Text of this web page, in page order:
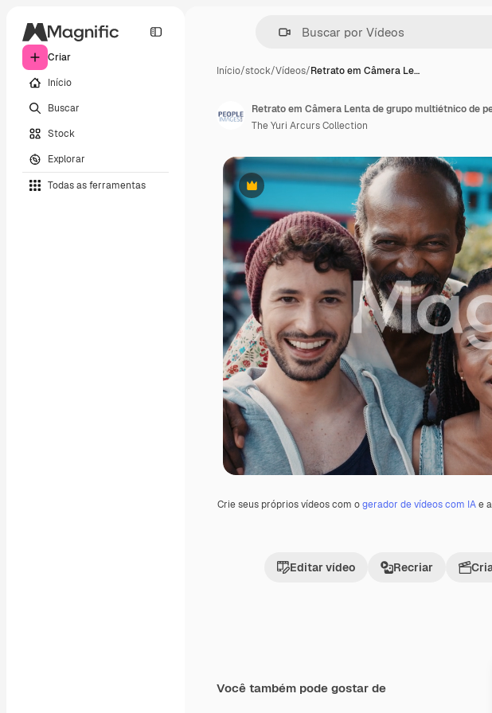
Criar
Início
Buscar
Stock
Explorar
Todas as ferramentas
Início/stock/Vídeos/Retrato em Câmera Le…
Premium
Crie seus próprios vídeos com ogerador de vídeos com IAe
Editar vídeo Recriar
Retrato em Câmera Lenta de grupo multiétnico de
The Yuri Arcurs Collection
Você também pode gostar de